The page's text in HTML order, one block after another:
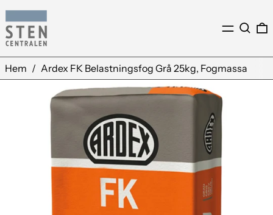
Meny
Sök
Hem / Ardex FK Belastningsfog Grå 25kg, Fogmassa